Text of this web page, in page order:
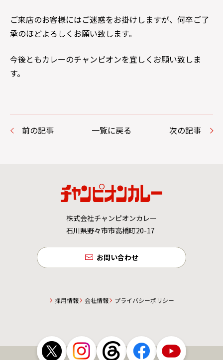
ご来店のお客様にはご迷惑をお掛けしますが、何卒ご了
承のほどよろしくお願い致します。
今後ともカレーのチャンピオンを宜しくお願い致しま
す。
前の記事 一覧に戻る 次の記事
株式会社チャンピオンカレー
石川県野々市市高橋町20-17
お問い合わせ
採用情報 会社情報 プライバシーポリシー